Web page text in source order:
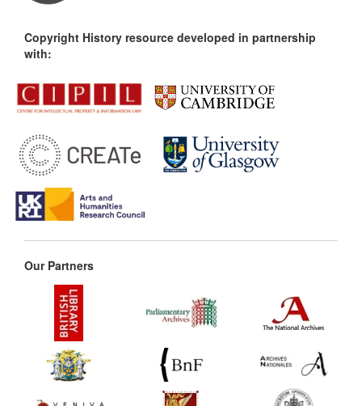
Copyright History resource developed in partnership
with:
Our Partners